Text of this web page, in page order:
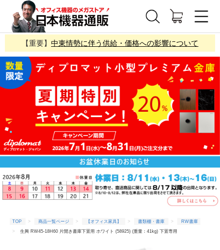
【重要】 中東情勢に伴う供給・価格への影響について
TOP 商品一覧ページ 【オフィス家具】 書類棚・書庫
RW書庫
生興 RW45-18H60 片開き書庫下置用 ホワイト (58925) (重量：41kg) 下置専用